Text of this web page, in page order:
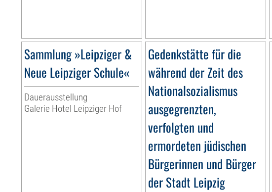
Sammlung »Leipziger &
Neue Leipziger Schule«
Dauerausstellung
Galerie Hotel Leipziger Hof
Gedenkstätte für die
während der Zeit des
Nationalsozialismus
ausgegrenzten,
verfolgten und
ermordeten jüdischen
Bürgerinnen und Bürger
der Stadt Leipzig